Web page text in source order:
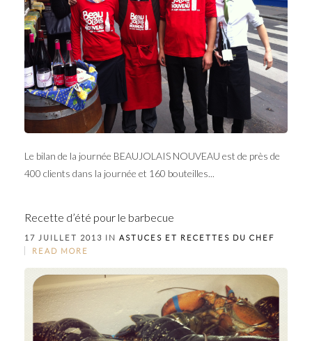
Le bilan de la journée BEAUJOLAIS NOUVEAU est de près de
400 clients dans la journée et 160 bouteilles...
Recette d’été pour le barbecue
17 JUILLET 2013 IN ASTUCES ET RECETTES DU CHEF
READ MORE